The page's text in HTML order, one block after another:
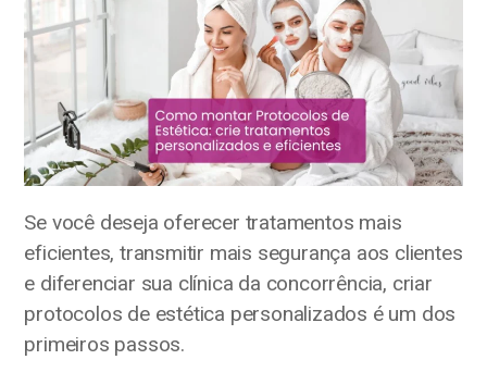
Se você deseja oferecer tratamentos mais
eficientes, transmitir mais segurança aos clientes
e diferenciar sua clínica da concorrência, criar
protocolos de estética personalizados é um dos
primeiros passos.